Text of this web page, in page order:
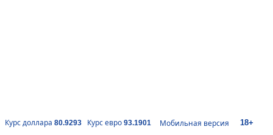
Курс доллара 80.9293 Курс евро 93.1901 Мобильная версия 18+